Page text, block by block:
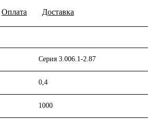
Оплата Доставка
Серия 3.006.1-2.87
0,4
1000